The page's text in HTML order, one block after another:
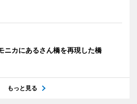
ニカにあるさん橋を再現した橋
もっと見る